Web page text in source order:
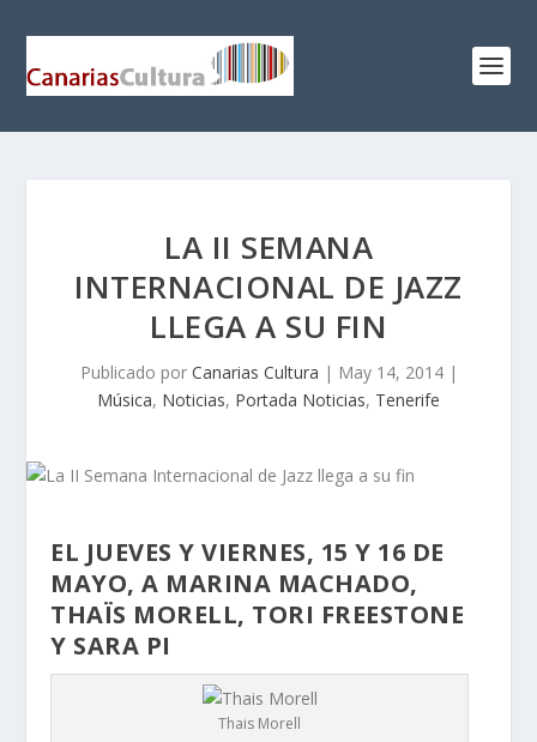
LA II SEMANA
INTERNACIONAL DE JAZZ
LLEGA A SU FIN
Publicado por Canarias Cultura | May 14, 2014|
Música, Noticias, Portada Noticias, Tenerife
EL JUEVES Y VIERNES, 15 Y 16 DE
MAYO, A MARINA MACHADO,
THAÏS MORELL, TORI FREESTONE
Y SARA PI
Thais Morell